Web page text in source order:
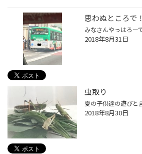
思わぬところで！
2018年8月31日
虫取り
2018年8月30日